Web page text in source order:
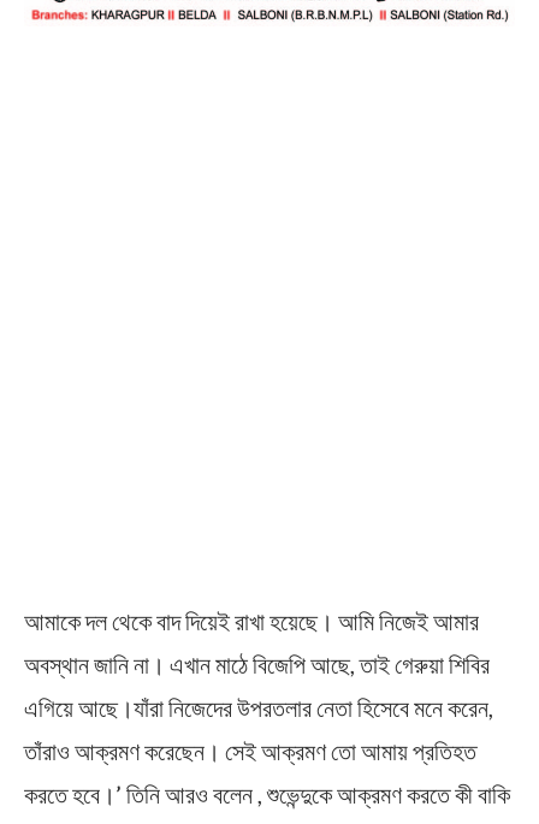
আমাকে দল থেকে বাদ দিয়েই রাখা হয়েছে। আমি নিজেই আমার
অবস্থান জানি না। এখান মাঠে বিজেপি আছে, তাই গেরুয়া শিবির
এগিয়ে আছে।যাঁরা নিজেদের উপরতলার নেতা হিসেবে মনে করেন,
তাঁরাও আক্রমণ করেছেন। সেই আক্রমণ তো আমায় প্রতিহত
করতে হবে।’ তিনি আরও বলেন , শুভেন্দুকে আক্রমণ করতে কী বাকি